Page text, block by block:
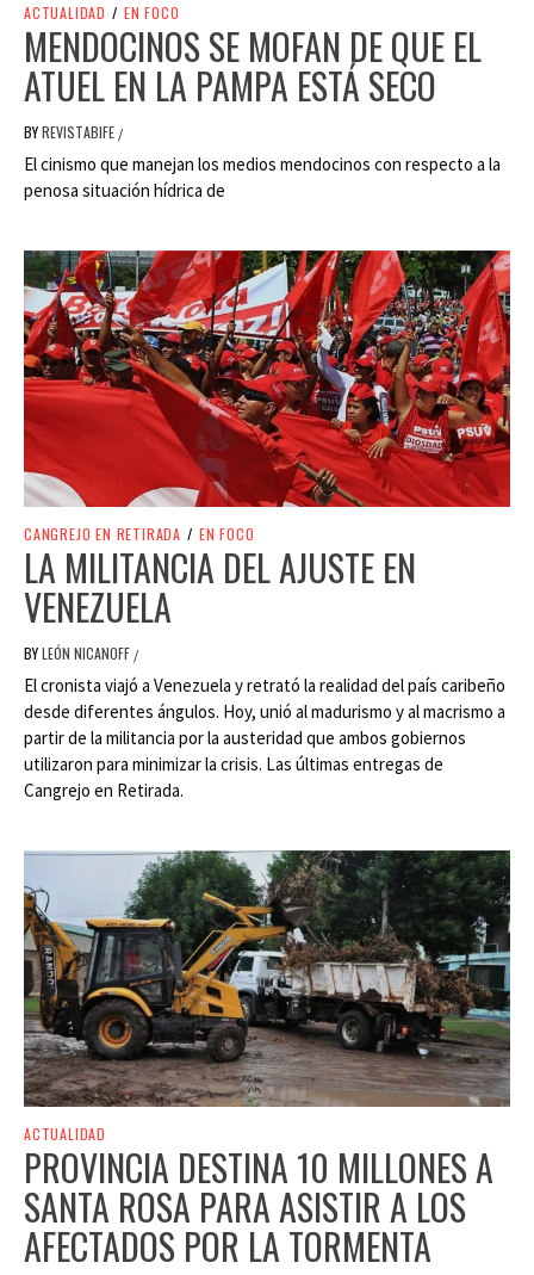
ACTUALIDAD / EN FOCO
MENDOCINOS SE MOFAN DE QUE EL
ATUEL EN LA PAMPA ESTÁ SECO
BYREVISTABIFE /
El cinismo que manejan los medios mendocinos con respecto a la
penosa situación hídrica de
CANGREJO EN RETIRADA / EN FOCO
LA MILITANCIA DEL AJUSTE EN
VENEZUELA
BYLEÓN NICANOFF /
El cronista viajó a Venezuela y retrató la realidad del país caribeño
desde diferentes ángulos. Hoy, unió al madurismo y al macrismo a
partir de la militancia por la austeridad que ambos gobiernos
utilizaron para minimizar la crisis. Las últimas entregas de
Cangrejo en Retirada.
ACTUALIDAD
PROVINCIA DESTINA 10 MILLONES A
SANTA ROSA PARA ASISTIR A LOS
AFECTADOS POR LA TORMENTA